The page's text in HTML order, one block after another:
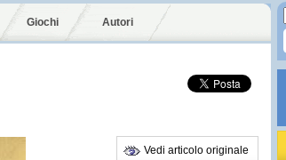
Giochi Autori
Vedi articolo originale